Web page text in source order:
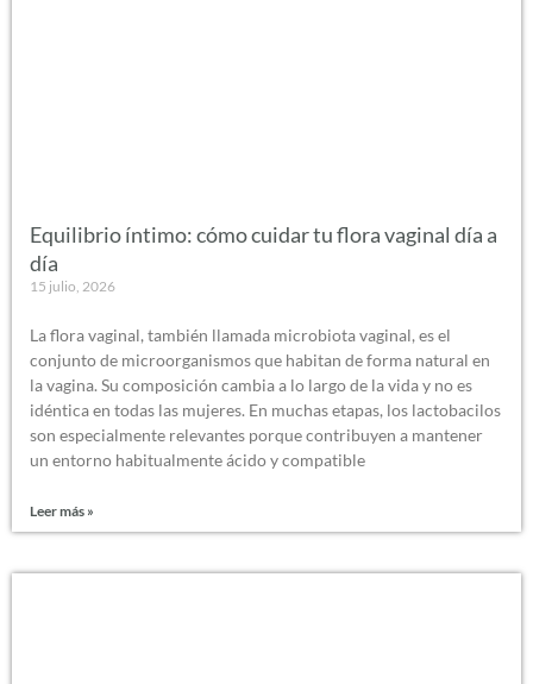
Equilibrio íntimo: cómo cuidar tu flora vaginal día a
día
15 julio, 2026
La flora vaginal, también llamada microbiota vaginal, es el
conjunto de microorganismos que habitan de forma natural en
la vagina. Su composición cambia a lo largo de la vida y no es
idéntica en todas las mujeres. En muchas etapas, los lactobacilos
son especialmente relevantes porque contribuyen a mantener
un entorno habitualmente ácido y compatible
Leer más »